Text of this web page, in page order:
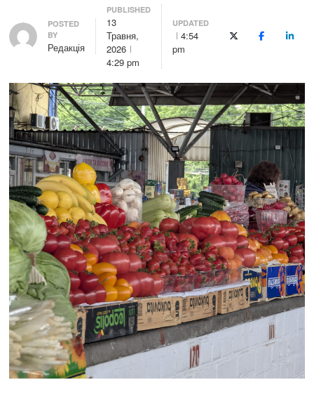
Author
POSTED
BY
Редакція
PUBLISHED
13
Травня,
2026
4:29 pm
UPDATED
4:54
pm
X (Twitter)Facebook